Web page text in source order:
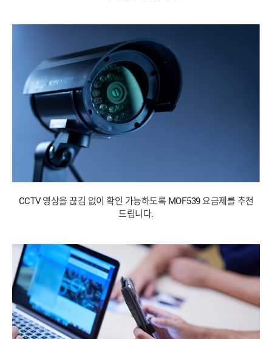
CCTV 영상을 끊김 없이 확인 가능하도록 MOF539 요금제를 추천
드립니다.